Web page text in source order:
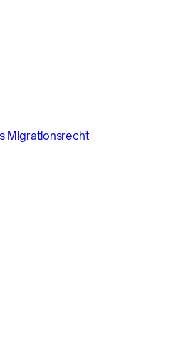
Migrationsrecht